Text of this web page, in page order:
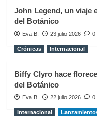
John Legend, un viaje
del Botánico
Eva B. 23 julio 2026 0
Crónicas Internacional
Biffy Clyro hace
del Botánico
Eva B. 22 julio 2026 0
Internacional